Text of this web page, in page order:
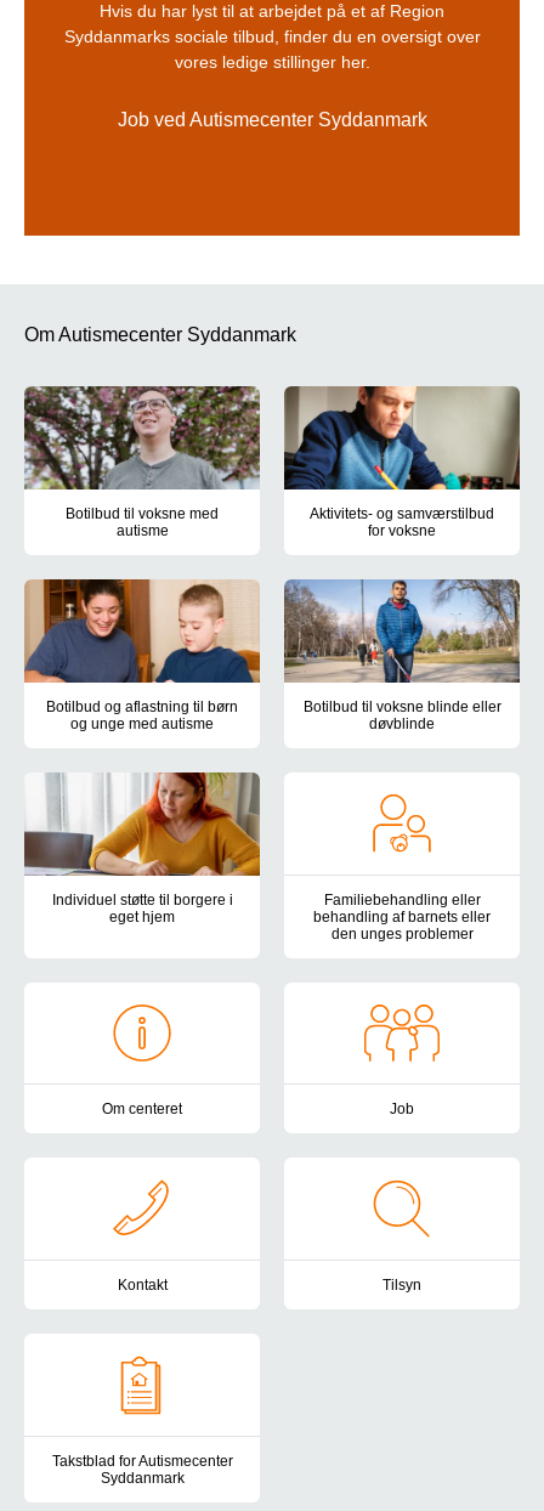
Hvis du har lyst til at arbejdet på et af Region
Syddanmarks sociale tilbud, finder du en oversigt over
vores ledige stillinger her.
Job ved Autismecenter Syddanmark
Om Autismecenter Syddanmark
Botilbud til voksne med
autisme
Aktivitets- og samværstilbud
for voksne
Botilbud og aflastning til børn
og unge med autisme
Botilbud til voksne blinde eller
døvblinde
Individuel støtte til borgere i
eget hjem
Botilbuddene Holmehøj, Kirkevej og Teglgårdsparken tilbyder
Familiebehandling eller
behandling af barnets eller
den unges problemer
Om centeret Job
Kontakt Tilsyn
Takstblad for Autismecenter
Syddanmark